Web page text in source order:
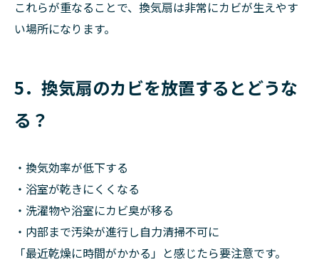
これらが重なることで、換気扇は非常にカビが生えやす
い場所になります。
5．換気扇のカビを放置するとどうな
る？
・換気効率が低下する
・浴室が乾きにくくなる
・洗濯物や浴室にカビ臭が移る
・内部まで汚染が進行し自力清掃不可に
「最近乾燥に時間がかかる」と感じたら要注意です。